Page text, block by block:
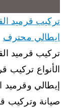
ايطالي محترف
تركيب قرميد
الأنواع تركيب
إيطالي وقرميد
صيانة وتركيب